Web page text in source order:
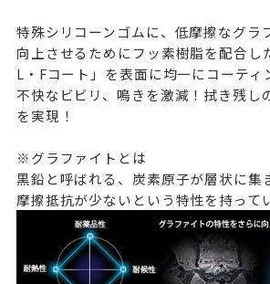
特殊シリコーンゴムに、低摩擦なグ
向上させるためにフッ素樹脂を配合し
L・Fコート」を表面に均一にコーティ
不快なビビリ、鳴きを激減！拭き残し
を実現！
※グラファイトとは
黒鉛と呼ばれる、炭素原子が層状に集
摩擦抵抗が少ないという特性を持って